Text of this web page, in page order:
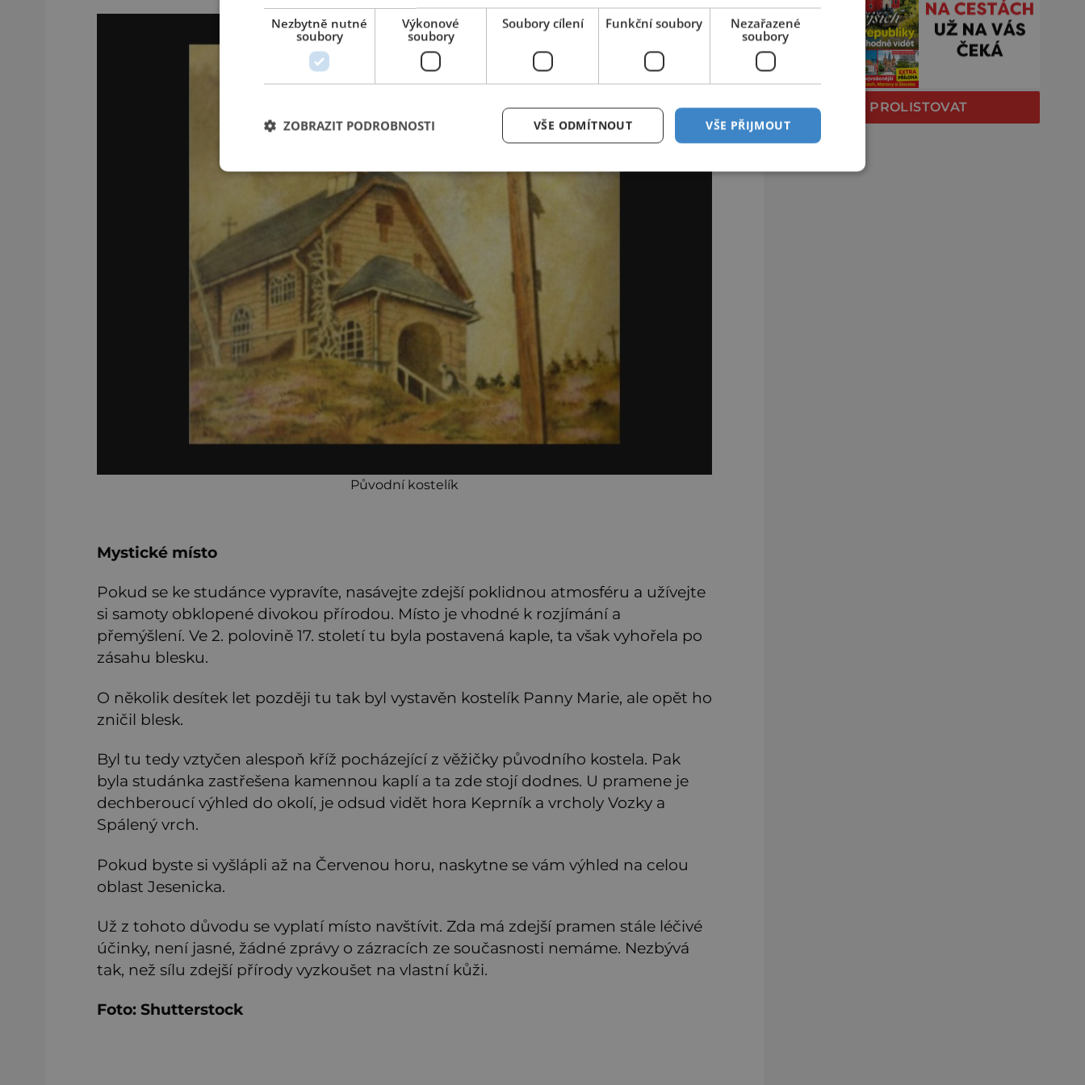
Původní kostelík
Mystické místo
Pokud se ke studánce vypravíte, nasávejte zdejší poklidnou atmosféru a užívejte
si samoty obklopené divokou přírodou. Místo je vhodné k rozjímání a
přemýšlení. Ve 2. polovině 17. století tu byla postavená kaple, ta však vyhořela po
zásahu blesku.
O několik desítek let později tu tak byl vystavěn kostelík Panny Marie, ale opět ho
zničil blesk.
Byl tu tedy vztyčen alespoň kříž pocházející z věžičky původního kostela. Pak
byla studánka zastřešena kamennou kaplí a ta zde stojí dodnes. U pramene je
dechberoucí výhled do okolí, je odsud vidět hora Keprník a vrcholy Vozky a
Spálený vrch.
Pokud byste si vyšlápli až na Červenou horu, naskytne se vám výhled na celou
oblast Jesenicka.
Už z tohoto důvodu se vyplatí místo navštívit. Zda má zdejší pramen stále léčivé
účinky, není jasné, žádné zprávy o zázracích ze současnosti nemáme. Nezbývá
tak, než sílu zdejší přírody vyzkoušet na vlastní kůži.
Foto: Shutterstock
PROLISTOVAT
Nezbytně nutné
soubory
Výkonové
soubory
Soubory cílení Funkční soubory
Nezařazené
soubory
VŠE PŘIJMOUT
VŠE ODMÍTNOUT
ZOBRAZIT PODROBNOSTI